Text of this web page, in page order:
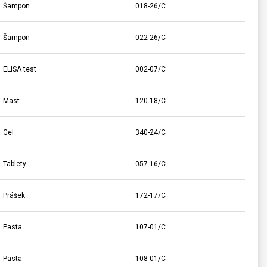
Šampon 018-26/C
Šampon 022-26/C
ELISA test 002-07/C
Mast 120-18/C
Gel 340-24/C
Tablety 057-16/C
Prášek 172-17/C
Pasta 107-01/C
Pasta 108-01/C